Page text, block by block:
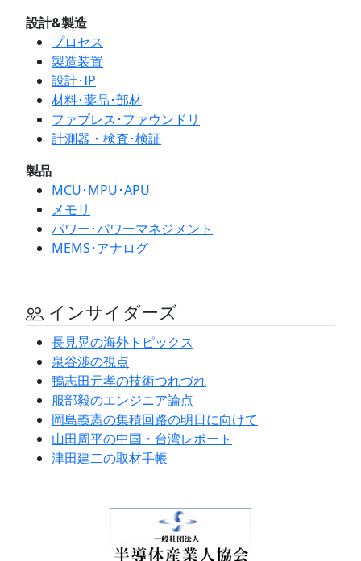
設計&製造
プロセス
製造装置
設計･IP
材料･薬品･部材
ファブレス･ファウンドリ
計測器・検査･検証
製品
MCU･MPU･APU
メモリ
パワー･パワーマネジメント
MEMS･アナログ
インサイダーズ
長見晃の海外トピックス
泉谷渉の視点
鴨志田元孝の技術つれづれ
服部毅のエンジニア論点
岡島義憲の集積回路の明日に向けて
山田周平の中国・台湾レポート
津田建二の取材手帳